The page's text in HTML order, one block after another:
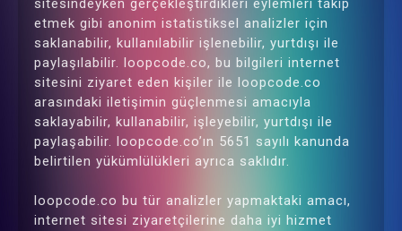
sitesindeyken gerçekleştirdikleri eylemleri takip
etmek gibi anonim istatistiksel analizler için
saklanabilir, kullanılabilir işlenebilir, yurtdışı ile
paylaşılabilir. loopcode.co, bu bilgileri internet
sitesini ziyaret eden kişiler ile loopcode.co
arasındaki iletişimin güçlenmesi amacıyla
saklayabilir, kullanabilir, işleyebilir, yurtdışı ile
paylaşabilir. loopcode.co’ın 5651 sayılı kanunda
belirtilen yükümlülükleri ayrıca saklıdır.
loopcode.co bu tür analizler yapmaktaki amacı,
internet sitesi ziyaretçilerine daha iyi hizmet